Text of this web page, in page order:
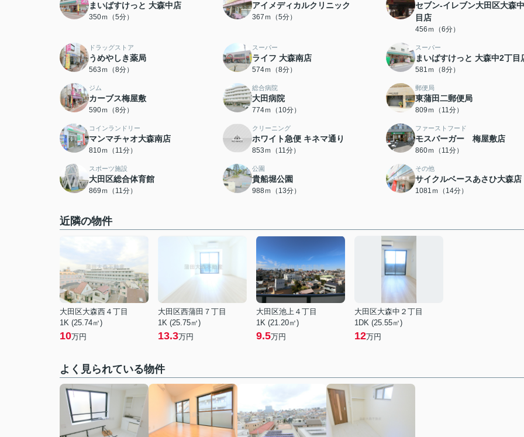
まいばすけっと 大森中店
350ｍ（5分）
アイメディカルクリニック
367ｍ（5分）
セブン-イレブン大田区大森
目店
456ｍ（6分）
ドラッグストア
うめやしき薬局
563ｍ（8分）
スーパー
ライフ 大森南店
574ｍ（8分）
スーパー
まいばすけっと 大森中2丁目
581ｍ（8分）
ジム
カーブス梅屋敷
590ｍ（8分）
総合病院
大田病院
774ｍ（10分）
郵便局
東蒲田二郵便局
809ｍ（11分）
コインランドリー
マンマチャオ大森南店
810ｍ（11分）
クリーニング
ホワイト急便 キネマ通り
853ｍ（11分）
ファーストフード
モスバーガー 梅屋敷店
860ｍ（11分）
スポーツ施設
大田区総合体育館
869ｍ（11分）
公園
貴船堀公園
988ｍ（13分）
その他
サイクルベースあさひ大森店
1081ｍ（14分）
近隣の物件
大田区大森西４丁目
1K (25.74㎡)
10万円
大田区西蒲田７丁目
1K (25.75㎡)
13.3万円
大田区池上４丁目
1K (21.20㎡)
9.5万円
大田区大森中２丁目
1DK (25.55㎡)
12万円
よく見られている物件